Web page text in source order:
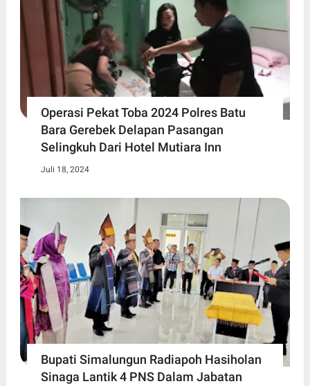
Operasi Pekat Toba 2024 Polres Batu
Bara Gerebek Delapan Pasangan
Selingkuh Dari Hotel Mutiara Inn
Juli 18, 2024
Bupati Simalungun Radiapoh Hasiholan
Sinaga Lantik 4 PNS Dalam Jabatan